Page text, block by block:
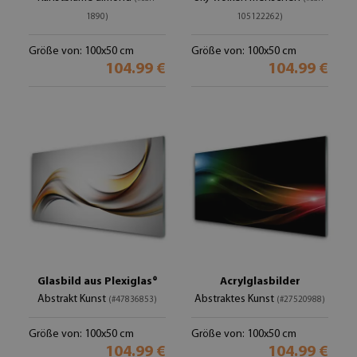
1890)
Größe von: 100x50 cm
104.99 €
105122262)
Größe von: 100x50 cm
104.99 €
Glasbild aus Plexiglas®
Abstrakt Kunst (#47836853)
Größe von: 100x50 cm
104.99 €
Acrylglasbilder
Abstraktes Kunst (#27520988)
Größe von: 100x50 cm
104.99 €